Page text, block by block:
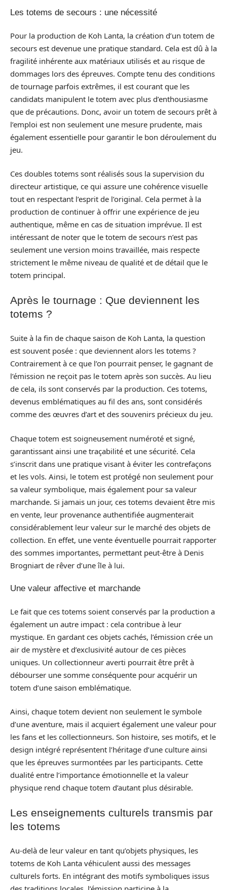
Les totems de secours : une nécessité
Pour la production de Koh Lanta, la création d’un totem de
secours est devenue une pratique standard. Cela est dû à la
fragilité inhérente aux matériaux utilisés et au risque de
dommages lors des épreuves. Compte tenu des conditions
de tournage parfois extrêmes, il est courant que les
candidats manipulent le totem avec plus d’enthousiasme
que de précautions. Donc, avoir un totem de secours prêt à
l’emploi est non seulement une mesure prudente, mais
également essentielle pour garantir le bon déroulement du
jeu.
Ces doubles totems sont réalisés sous la supervision du
directeur artistique, ce qui assure une cohérence visuelle
tout en respectant l’esprit de l’original. Cela permet à la
production de continuer à offrir une expérience de jeu
authentique, même en cas de situation imprévue. Il est
intéressant de noter que le totem de secours n’est pas
seulement une version moins travaillée, mais respecte
strictement le même niveau de qualité et de détail que le
totem principal.
Après le tournage : Que deviennent les
totems ?
Suite à la fin de chaque saison de Koh Lanta, la question
est souvent posée : que deviennent alors les totems ?
Contrairement à ce que l’on pourrait penser, le gagnant de
l’émission ne reçoit pas le totem après son succès. Au lieu
de cela, ils sont conservés par la production. Ces totems,
devenus emblématiques au fil des ans, sont considérés
comme des œuvres d’art et des souvenirs précieux du jeu.
Chaque totem est soigneusement numéroté et signé,
garantissant ainsi une traçabilité et une sécurité. Cela
s’inscrit dans une pratique visant à éviter les contrefaçons
et les vols. Ainsi, le totem est protégé non seulement pour
sa valeur symbolique, mais également pour sa valeur
marchande. Si jamais un jour, ces totems devaient être mis
en vente, leur provenance authentifiée augmenterait
considérablement leur valeur sur le marché des objets de
collection. En effet, une vente éventuelle pourrait rapporter
des sommes importantes, permettant peut-être à Denis
Brogniart de rêver d’une île à lui.
Une valeur affective et marchande
Le fait que ces totems soient conservés par la production a
également un autre impact : cela contribue à leur
mystique. En gardant ces objets cachés, l’émission crée un
air de mystère et d’exclusivité autour de ces pièces
uniques. Un collectionneur averti pourrait être prêt à
débourser une somme conséquente pour acquérir un
totem d’une saison emblématique.
Ainsi, chaque totem devient non seulement le symbole
d’une aventure, mais il acquiert également une valeur pour
les fans et les collectionneurs. Son histoire, ses motifs, et le
design intégré représentent l’héritage d’une culture ainsi
que les épreuves surmontées par les participants. Cette
dualité entre l’importance émotionnelle et la valeur
physique rend chaque totem d’autant plus désirable.
Les enseignements culturels transmis par
les totems
Au-delà de leur valeur en tant qu’objets physiques, les
totems de Koh Lanta véhiculent aussi des messages
culturels forts. En intégrant des motifs symboliques issus